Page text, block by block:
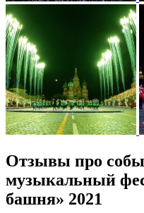
Отзывы про
музыкальный
башня» 2021